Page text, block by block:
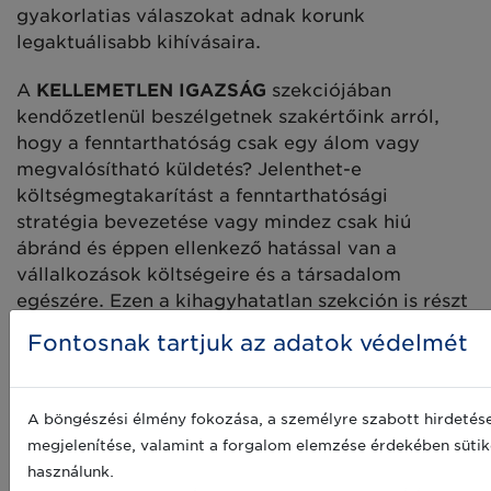
gyakorlatias válaszokat adnak korunk
legaktuálisabb kihívásaira.
A KELLEMETLEN IGAZSÁG szekciójában
kendőzetlenül beszélgetnek szakértőink arról,
hogy a fenntarthatóság csak egy álom vagy
megvalósítható küldetés? Jelenthet-e
költségmegtakarítást a fenntarthatósági
stratégia bevezetése vagy mindez csak hiú
ábránd és éppen ellenkező hatással van a
vállalkozások költségeire és a társadalom
egészére. Ezen a kihagyhatatlan szekción is részt
rá kell ébrednünk, ez ma már nem sci-fi, hanem a
mindennapjaink része. Mesterséges intelligencia,
digitális megoldások és még sok újdonság
Fontosnak tartjuk az adatok védelmét
A böngészési élmény fokozása, a személyre szabott
megjelenítése, valamint a forgalom elemzése érdekében
használunk.